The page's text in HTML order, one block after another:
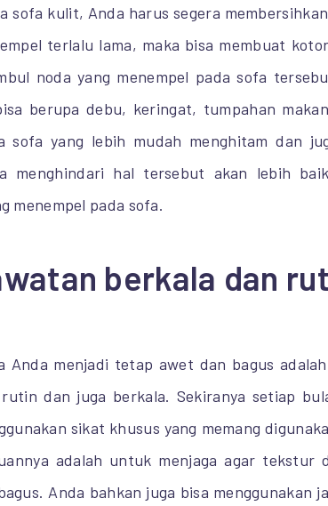
sofa kulit, Anda harus segera
terlalu lama, maka bisa membuat
noda yang menempel pada sofa
berupa debu, keringat, tumpahan
sofa yang lebih mudah menghitam dan
menghindari hal tersebut akan lebih
menempel pada sofa.
berkala dan
menjadi tetap awet dan bagus
dan juga berkala. Sekiranya setiap
sikat khusus yang memang
adalah untuk menjaga agar tekstur
Anda bahkan juga bisa menggunakan